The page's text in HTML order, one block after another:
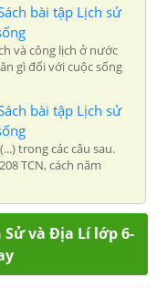
bài tập Lịch sử
và công lịch ở nước
gì đối với cuộc sống
bài tập Lịch sử
trong các câu sau.
TCN, cách năm
Sử và Địa Lí lớp 6-